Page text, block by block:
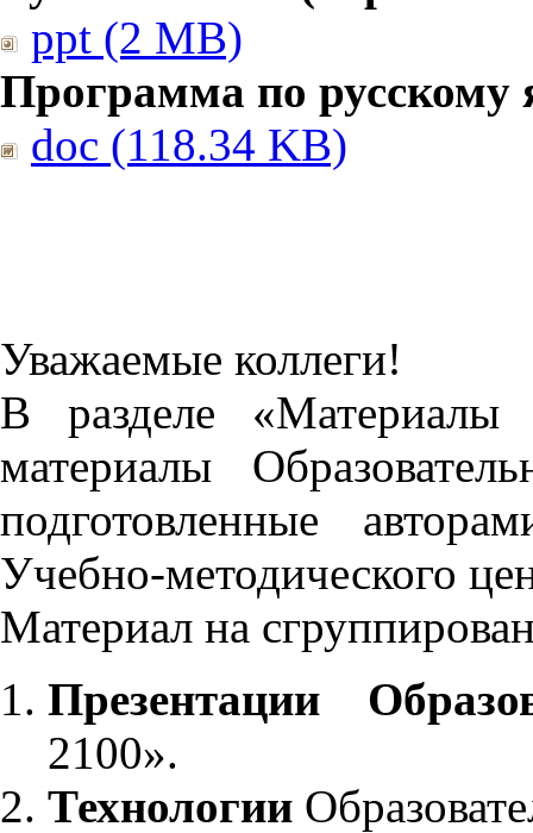
ppt (2 MB)
Программа по русскому
doc (118.34 KB)
Уважаемые коллеги!
В разделе «Материалы
материалы
подготовленные
Учебно-методического
Материал на
Презентации
2100».
Технологии